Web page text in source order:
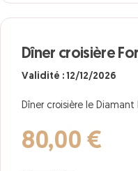
Dîner croisière
Validité : 12/12/2026
Dîner croisière le
80,00 €